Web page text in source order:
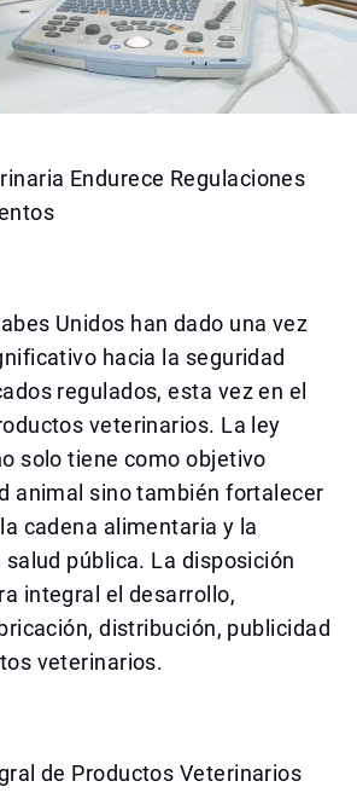
Endurece Regulaciones
Unidos han dado una vez
hacia la seguridad
regulados, esta vez en el
veterinarios. La ley
solo tiene como objetivo
animal sino también fortalecer
cadena alimentaria y la
pública. La disposición
integral el desarrollo,
distribución, publicidad
veterinarios.
de Productos Veterinarios